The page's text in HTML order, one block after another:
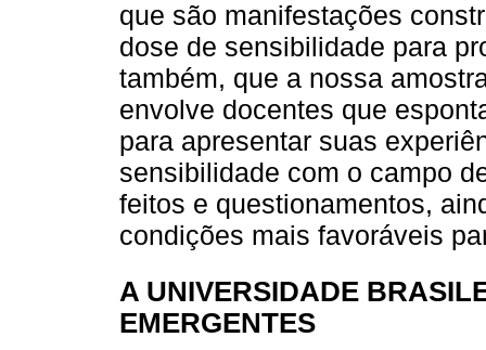
que são manifestações
dose de sensibilidade para
também, que a nossa
envolve docentes que
para apresentar suas
sensibilidade com o campo
feitos e questionamentos,
condições mais favoráveis
A UNIVERSIDADE
EMERGENTES